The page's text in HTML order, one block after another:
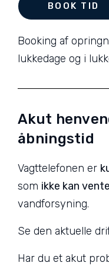
BOOK TID
Booking af
lukkedage og i
Akut
åbningstid
Vagttelefonen er
som ikke kan vente
vandforsyning.
Se den aktuelle
Har du et akut